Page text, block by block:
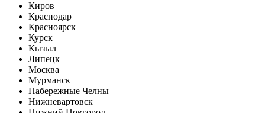
Киров
Краснодар
Красноярск
Курск
Кызыл
Липецк
Москва
Мурманск
Набережные Челны
Нижневартовск